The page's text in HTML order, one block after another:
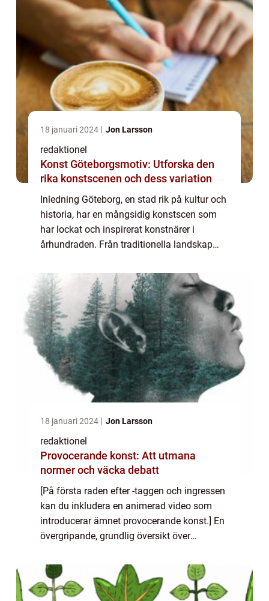
18 januari 2024 Jon Larsson
redaktionel
Konst Göteborgsmotiv: Utforska den
rika konstscenen och dess variation
Inledning Göteborg, en stad rik på kultur och
historia, har en mångsidig konstscen som
har lockat och inspirerat konstnärer i
århundraden. Från traditionella landskap
moderna tolkningar av staden, erbjuder Gö...
18 januari 2024 Jon Larsson
redaktionel
Provocerande konst: Att utmana
normer och väcka debatt
[På första raden efter -taggen och ingressen
kan du inkludera en animerad video som
introducerar ämnet provocerande konst.] En
övergripande, grundlig översikt över
en förmåga att utmana, skapa de...